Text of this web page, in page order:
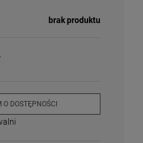
-15%
brak produktu
O DOSTĘPNOŚCI